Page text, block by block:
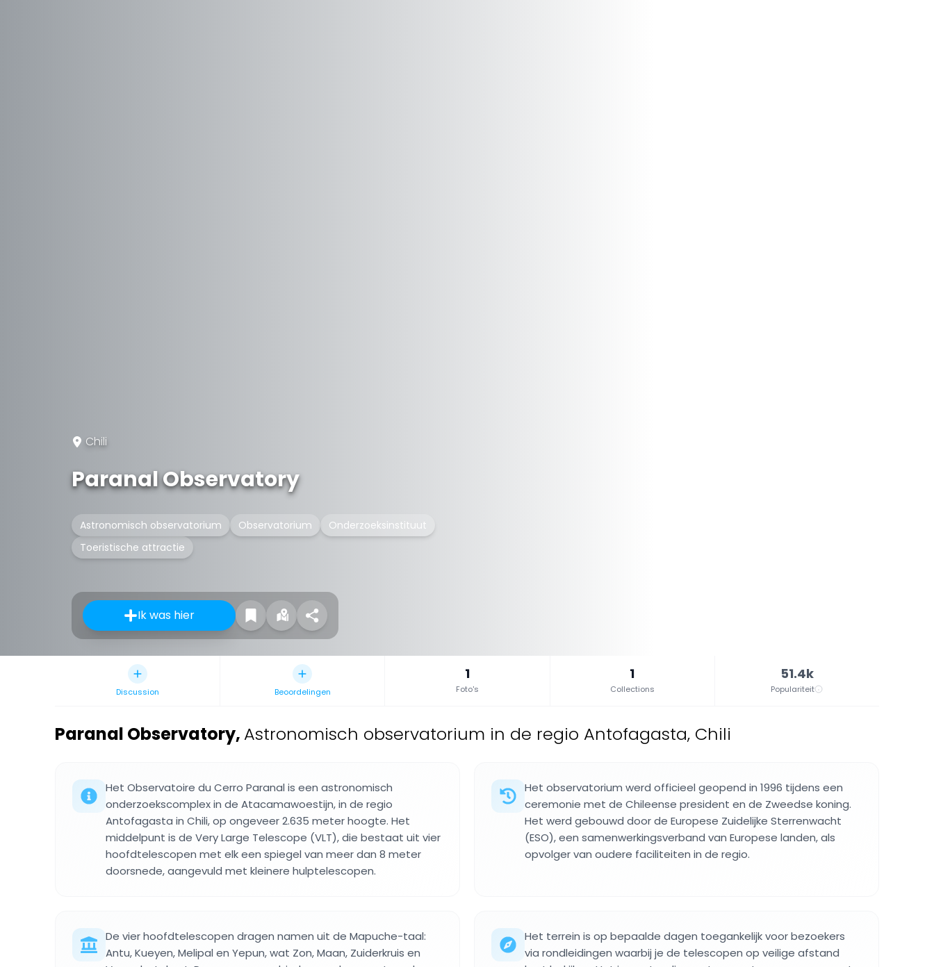
Chili
Paranal Observatory
Astronomisch observatorium Observatorium
Onderzoeksinstituut
Toeristische attractie
Ik was hier
Discussion Beoordelingen
1
Foto's
1
Collections
51.4k
Populariteit
Paranal Observatory, Astronomisch observatorium in de regio Antofagasta, Chili
Het Observatoire du Cerro Paranal is een astronomisch
onderzoekscomplex in de Atacamawoestijn, in de regio
Antofagasta in Chili, op ongeveer 2.635 meter hoogte. Het
middelpunt is de Very Large Telescope (VLT), die bestaat uit vier
hoofdtelescopen met elk een spiegel van meer dan 8 meter
doorsnede, aangevuld met kleinere hulptelescopen.
Het observatorium werd officieel geopend in 1996 tijdens een
ceremonie met de Chileense president en de Zweedse koning.
Het werd gebouwd door de Europese Zuidelijke Sterrenwacht
(ESO), een samenwerkingsverband van Europese landen, als
opvolger van oudere faciliteiten in de regio.
De vier hoofdtelescopen dragen namen uit de Mapuche-taal:
Antu, Kueyen, Melipal en Yepun, wat Zon, Maan, Zuiderkruis en
Het terrein is op bepaalde dagen toegankelijk voor bezoekers
via rondleidingen waarbij je de telescopen op veilige afstand